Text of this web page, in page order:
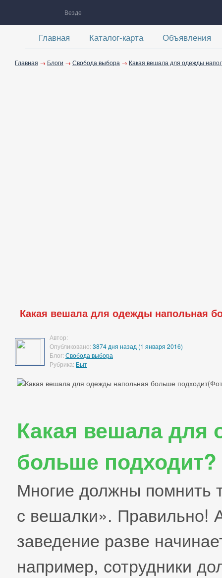
Везде
Главная Каталог-карта Объявления
Главная → Блоги → Свобода выбора → Какая вешала для одежды
Какая вешала для одежды напольная
Автор:
Опубликовано: 3874 дня назад (1 января 2016)
Блог: Свобода выбора
Рубрика: Быт
Какая вешала для
больше подходит?
Многие должны помнить
с вешалки». Правильно!
заведение разве
например, сотрудники